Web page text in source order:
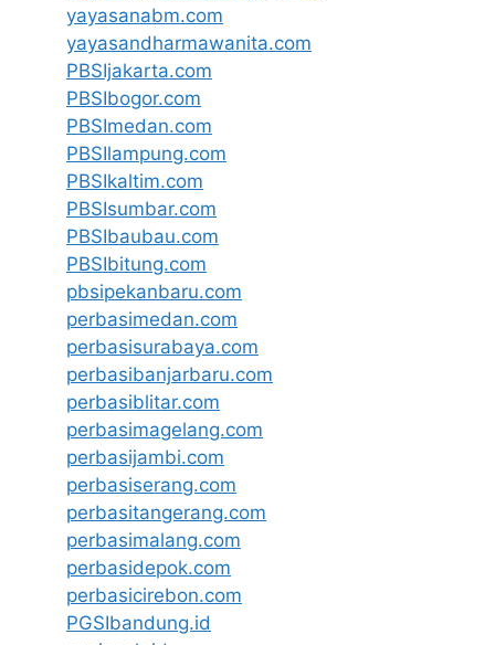
yayasanabm.com
yayasandharmawanita.com
PBSIjakarta.com
PBSIbogor.com
PBSImedan.com
PBSIlampung.com
PBSIkaltim.com
PBSIsumbar.com
PBSIbaubau.com
PBSIbitung.com
pbsipekanbaru.com
perbasimedan.com
perbasisurabaya.com
perbasibanjarbaru.com
perbasiblitar.com
perbasimagelang.com
perbasijambi.com
perbasiserang.com
perbasitangerang.com
perbasimalang.com
perbasidepok.com
perbasicirebon.com
PGSIbandung.id